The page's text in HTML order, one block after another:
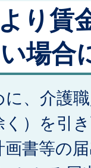
り賃
場合
、介護
）を引
書等の